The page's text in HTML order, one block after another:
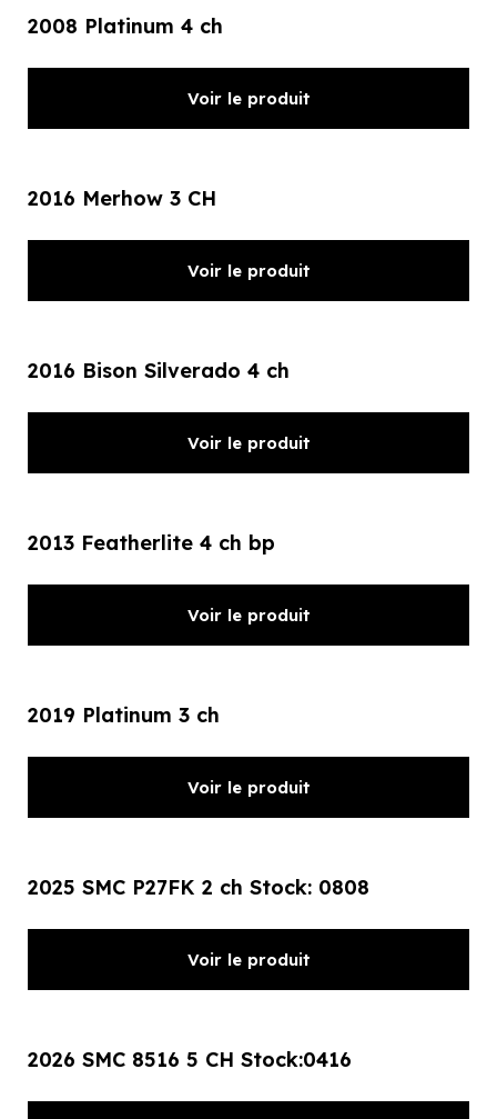
2008 Platinum 4 ch
Voir le produit
2016 Merhow 3 CH
Voir le produit
2016 Bison Silverado 4 ch
Voir le produit
2013 Featherlite 4 ch bp
Voir le produit
2019 Platinum 3 ch
Voir le produit
2025 SMC P27FK 2 ch Stock: 0808
Voir le produit
2026 SMC 8516 5 CH Stock:0416